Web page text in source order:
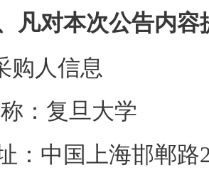
凡对本次公告内
购人信息
称：复旦
址：中国上